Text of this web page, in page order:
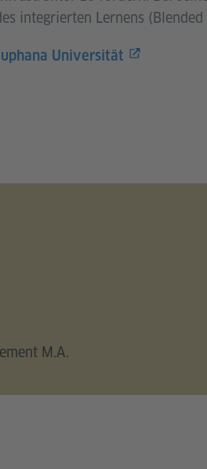
integrierten Lernens (Blended
Universität
M.A.